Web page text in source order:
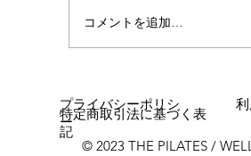
心斎橋店 店長就任！！
コメントを追加…
© 2023 THE PILATES /
プライバシーポリシ
ー
特定商取引法に基づく表
記